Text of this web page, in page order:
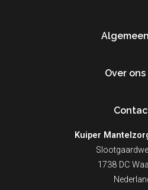
Algemeen
Over ons
Kuiper
1738 DC